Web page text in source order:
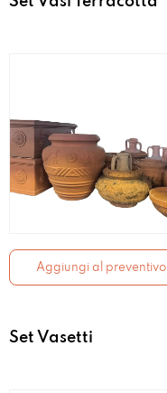
Aggiungi al preventivo
Set Vasetti